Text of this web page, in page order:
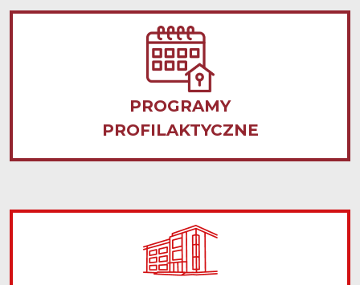
PROGRAMY
PROFILAKTYCZNE